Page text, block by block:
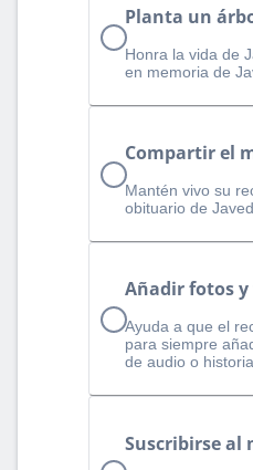
Planta un
Honra la vida de
en memoria de
Compartir el
Mantén vivo su
obituario de
Añadir fotos y
Ayuda a que el
para siempre
de audio o
Suscribirse al